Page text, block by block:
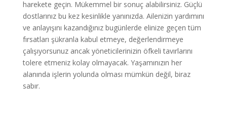
harekete geçin. Mükemmel bir sonuç alabilirsiniz. Güçlü
dostlarınız bu kez kesinlikle yanınızda. Ailenizin yardımını
ve anlayışını kazandığınız bugünlerde elinize geçen tüm
fırsatları şükranla kabul etmeye, değerlendirmeye
çalışıyorsunuz ancak yöneticilerinizin öfkeli tavırlarını
tolere etmeniz kolay olmayacak. Yaşamınızın her
alanında işlerin yolunda olması mümkün değil, biraz
sabır.